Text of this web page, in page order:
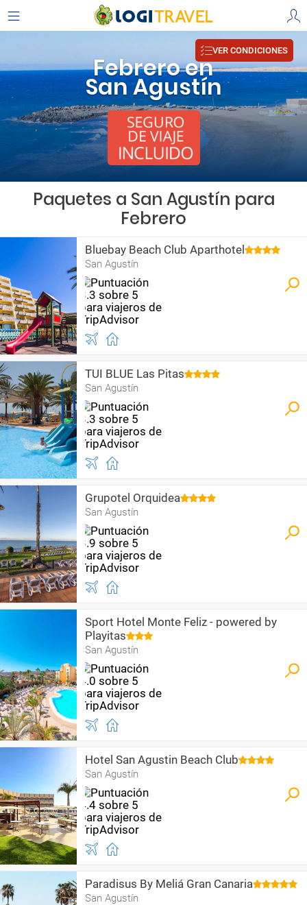
Febrero en
San Agustín
VER CONDICIONES
Paquetes a San Agustín para
Febrero
Bluebay Beach Club Aparthotel
San Agustín
TUI BLUE Las Pitas
San Agustín
Grupotel Orquidea
San Agustín
Sport Hotel Monte Feliz - powered by
Playitas
San Agustín
Hotel San Agustin Beach Club
San Agustín
Paradisus By Meliá Gran Canaria
San Agustín